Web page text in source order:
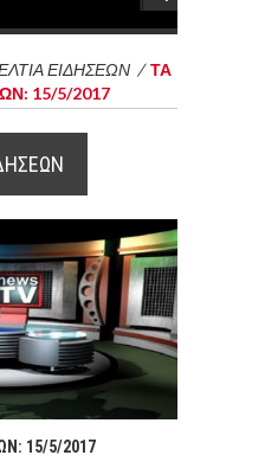
ΕΙΔΗΣΕΩΝ /ΤΑ
15/5/2017
15/5/2017